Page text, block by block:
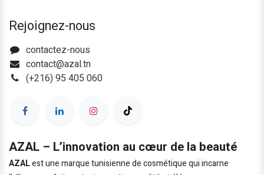
Rejoignez-nous
contactez-nous
contact@azal.tn
(+216) 95 405 060
AZAL – L’innovation au cœur de la beauté
AZALest une marque tunisienne de cosmétique qui incarne